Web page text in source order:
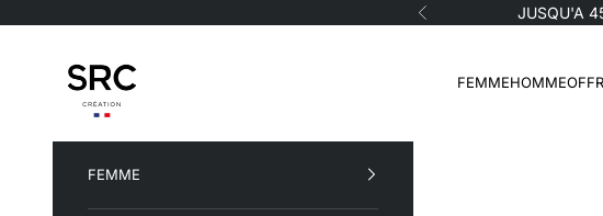
Précédent JUSQU'A
FEMMEHOMME
FEMME